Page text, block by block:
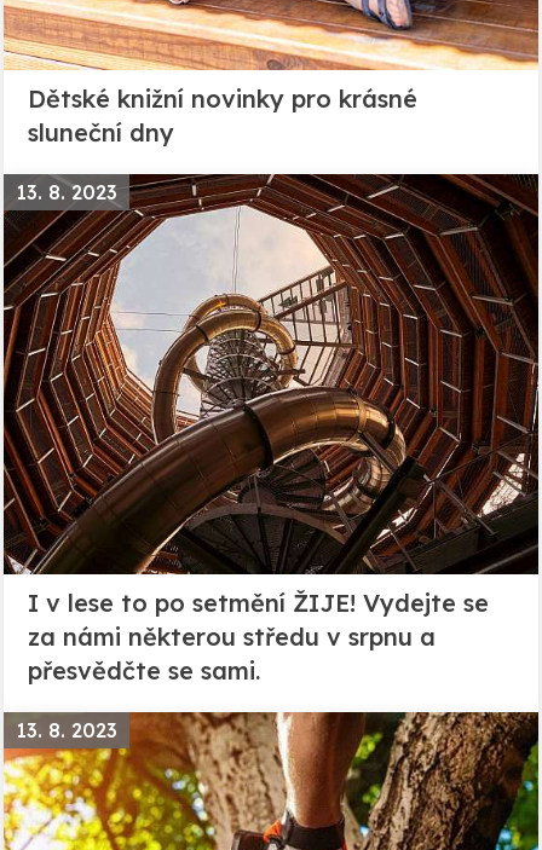
Dětské knižní novinky pro krásné
sluneční dny
13. 8. 2023
I v lese to po setmění ŽIJE! Vydejte se
za námi některou středu v srpnu a
přesvědčte se sami.
13. 8. 2023